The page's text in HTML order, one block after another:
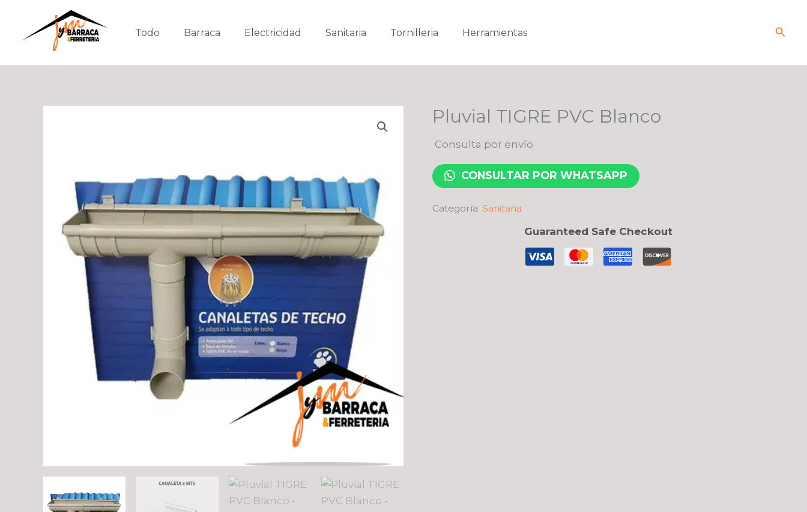
contenido
Todo Barraca Electricidad Sanitaria Tornilleria Herramientas
Pluvial TIGRE PVC Blanco
Consulta por envío
CONSULTAR POR WHATSAPP
Categoría: Sanitaria
Guaranteed Safe Checkout